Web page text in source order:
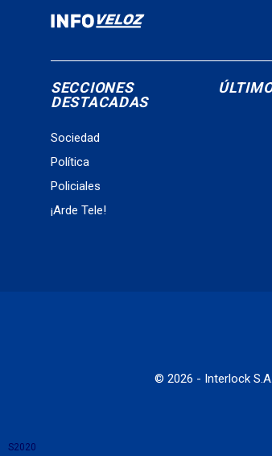
SECCIONES
DESTACADAS
Sociedad
Política
Policiales
¡Arde Tele!
© 2026 - Interlock
S2020